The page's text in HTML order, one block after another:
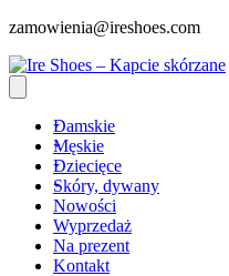
zamowienia@ireshoes.com
Damskie
Męskie
Dziecięce
Skóry, dywany
Nowości
Wyprzedaż
Na prezent
Kontakt